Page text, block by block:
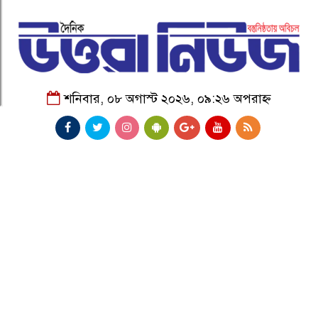
শনিবার, ০৮ অগাস্ট ২০২৬, ০৯:২৬ অপরাহ্ন